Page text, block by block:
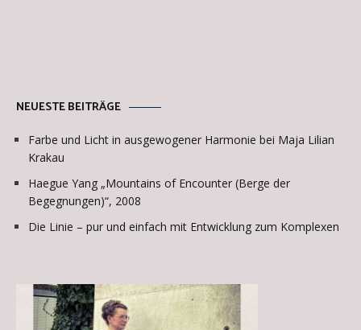
NEUESTE BEITRÄGE
Farbe und Licht in ausgewogener Harmonie bei Maja Lilian
Krakau
Haegue Yang „Mountains of Encounter (Berge der
Begegnungen)“, 2008
Die Linie – pur und einfach mit Entwicklung zum Komplexen